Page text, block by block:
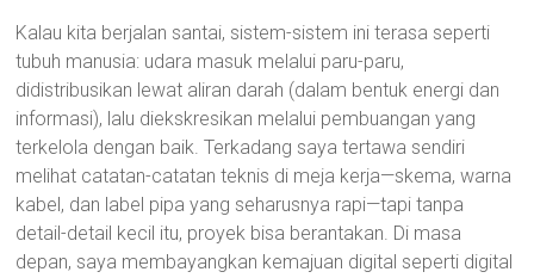
Kalau kita berjalan santai, sistem-sistem ini terasa seperti
tubuh manusia: udara masuk melalui paru-paru,
didistribusikan lewat aliran darah (dalam bentuk energi dan
informasi), lalu diekskresikan melalui pembuangan yang
terkelola dengan baik. Terkadang saya tertawa sendiri
melihat catatan-catatan teknis di meja kerja—skema, warna
kabel, dan label pipa yang seharusnya rapi—tapi tanpa
detail-detail kecil itu, proyek bisa berantakan. Di masa
depan, saya membayangkan kemajuan digital seperti digital